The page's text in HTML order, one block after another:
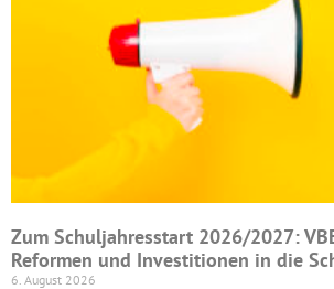
Zum Schuljahresstart 2026/2027:
Reformen und Investitionen in die
6. August 2026